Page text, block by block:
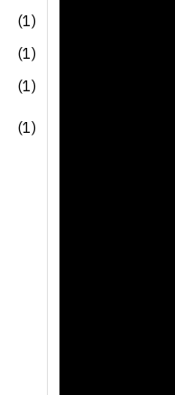
(1)
(1)
(1)
(1)